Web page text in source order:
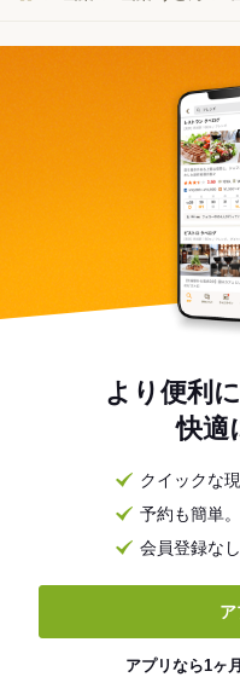
より便利
快適
クイックな
予約も簡単
会員登録な
ア
アプリなら1ヶ